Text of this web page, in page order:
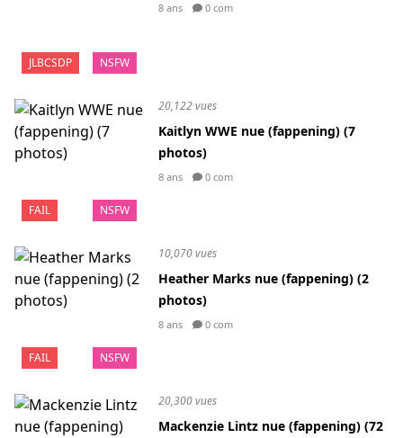
JLBCSDP NSFW
8 ans 0 com
FAIL NSFW
20,122 vues
Kaitlyn WWE nue (fappening) (7
photos)
8 ans 0 com
FAIL NSFW
10,070 vues
Heather Marks nue (fappening) (2
photos)
8 ans 0 com
20,300 vues
Mackenzie Lintz nue (fappening) (72